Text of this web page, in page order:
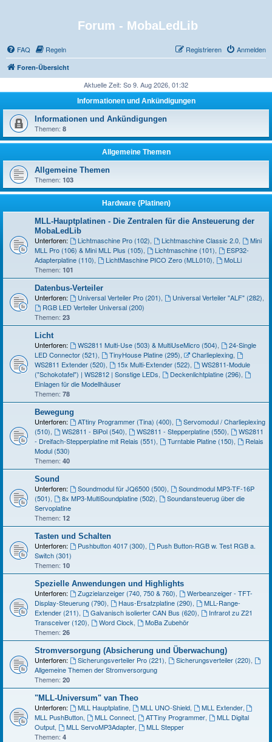
Forum - MobaLedLib
FAQ Regeln Anmelden
Registrieren
Foren-Übersicht
Aktuelle Zeit: So 9. Aug 2026, 01:32
Informationen und Ankündigungen
Informationen und Ankündigungen
Themen: 8
Allgemeine Themen
Allgemeine Themen
Themen: 103
Hardware (Platinen)
MLL-Hauptplatinen - Die Zentralen für die Ansteuerung der
MobaLedLib
Unterforen: Lichtmaschine Pro (102) Lichtmaschine Classic 2.0,
Mini
MLL Pro (106) & Mini MLL Plus (105)
Lichtmaschine (101)
ESP32-
Adapterplatine (110)
LichtMaschine PICO Zero (MLL010)
MoLLi
Themen: 101
Datenbus-Verteiler
Unterforen: Universal Verteiler Pro (201) Universal Verteiler "ALF" (282)
RGB LED Verteiler Universal (200)
Themen: 23
Licht
Unterforen: WS2811 Multi-Use (503) & MultiUseMicro (504)
24-Single
LED Connector (521)
TinyHouse Platine (295) Charlieplexing,
WS2811 Extender (520)
15x Multi-Extender (522)
WS2811-Module
("Schokotafel") | WS2812 | Sonstige LEDs
Deckenlichtplatine (296)
Einlagen für die Modellhäuser
Themen: 78
Bewegung
Unterforen: ATtiny Programmer (Tina) (400)
Servomodul / Charlieplexing
(510)
WS2811 - BiPol (540) WS2811 - Stepperplatine (550)
WS2811
- Dreifach-Stepperplatine mit Relais (551)
Turntable Platine (150)
Relais
Modul (530)
Themen: 40
Sound
Unterforen: Soundmodul für JQ6500 (500)
Soundmodul MP3-TF-16P
(501)
8x MP3-MultiSoundplatine (502)
Soundansteuerug über die
Servoplatine
Themen: 12
Tasten und Schalten
Unterforen: Pushbutton 4017 (300)
Push Button-RGB w. Test RGB a.
Switch (301)
Themen: 10
Spezielle Anwendungen und Highlights
Unterforen: Zugzielanzeiger (740, 750 & 760)
Werbeanzeiger - TFT-
Display-Steuerung (790)
Haus-Ersatzplatine (290)
MLL-Range-
Extender (211)
Galvanisch isolierter CAN Bus (620)
Infrarot zu Z21
Transceiver (120)
Word Clock
MoBa Zubehör
Themen: 26
Stromversorgung (Absicherung und Überwachung)
Unterforen: Sicherungsverteiler Pro (221) Sicherungsverteiler (220)
Allgemeine Themen der Stromversorgung
Themen: 20
"MLL-Universum" van Theo
Unterforen: MLL Hauptplatine, MLL UNO-Shield, MLL Extender,
MLL PushButton
MLL Connect, ATTiny Programmer,
MLL Digital
Output
MLL ServoMP3Adapter,
MLL Stepper
Themen: 4